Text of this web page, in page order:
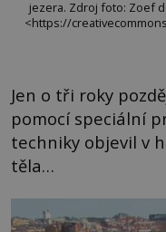
jezera. Zdroj foto: Zoef
<https://
Jen o tři roky
pomocí speciální
techniky objevil v
těla…